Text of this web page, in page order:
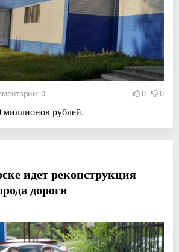
0 0 0
рублей.
идет реконструкция
дороги